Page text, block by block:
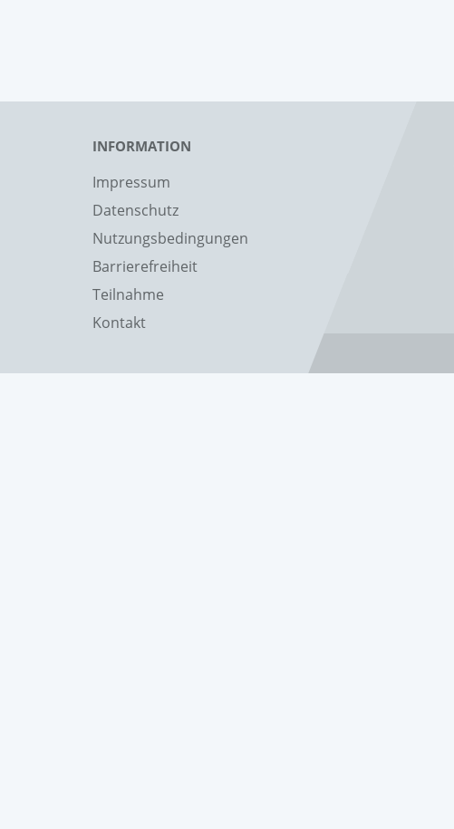
INFORMATION
Impressum
Datenschutz
Nutzungsbedingungen
Barrierefreiheit
Teilnahme
Kontakt